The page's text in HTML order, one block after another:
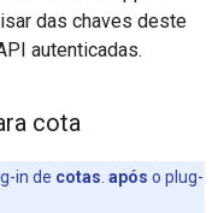
das chaves deste
autenticadas.
cota
in de cotas após o plug-